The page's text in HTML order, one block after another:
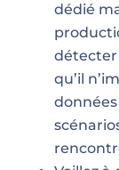
dédié
qu’il